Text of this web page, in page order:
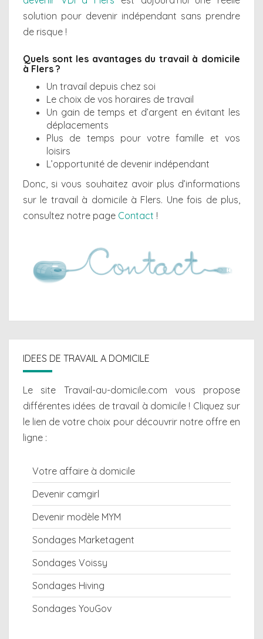
solution pour devenir indépendant sans prendre
de risque !
Quels sont les avantages du travail à domicile
à Flers ?
Un travail depuis chez soi
Le choix de vos horaires de travail
Un gain de temps et d’argent en évitant les
déplacements
Plus de temps pour votre famille et vos
loisirs
L’opportunité de devenir indépendant
Donc, si vous souhaitez avoir plus d’informations
sur le travail à domicile à Flers. Une fois de plus,
consultez notre page Contact !
IDEES DE TRAVAIL A DOMICILE
Le site Travail-au-domicile.com vous propose
différentes idées de travail à domicile! Cliquez sur
le lien de votre choix pour découvrir notre offre en
ligne :
Votre affaire à domicile
Devenir camgirl
Devenir modèle MYM
Sondages Marketagent
Sondages Voissy
Sondages Hiving
Sondages YouGov